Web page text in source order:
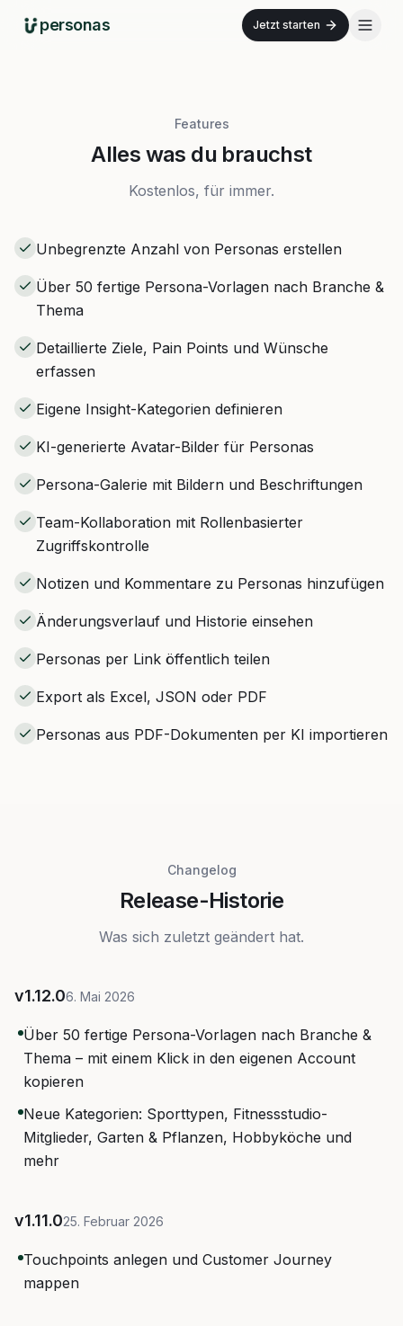
personas Jetzt starten
Features
Alles was du brauchst
Kostenlos, für immer.
Unbegrenzte Anzahl von Personas erstellen
Über 50 fertige Persona-Vorlagen nach Branche &
Thema
Detaillierte Ziele, Pain Points und Wünsche
erfassen
Eigene Insight-Kategorien definieren
KI-generierte Avatar-Bilder für Personas
Persona-Galerie mit Bildern und Beschriftungen
Team-Kollaboration mit Rollenbasierter
Zugriffskontrolle
Notizen und Kommentare zu Personas hinzufügen
Änderungsverlauf und Historie einsehen
Personas per Link öffentlich teilen
Export als Excel, JSON oder PDF
Personas aus PDF-Dokumenten per KI importieren
Changelog
Release-Historie
Was sich zuletzt geändert hat.
v1.12.06. Mai 2026
Über 50 fertige Persona-Vorlagen nach Branche &
Thema – mit einem Klick in den eigenen Account
kopieren
Neue Kategorien: Sporttypen, Fitnessstudio-
Mitglieder, Garten & Pflanzen, Hobbyköche und
mehr
v1.11.025. Februar 2026
Touchpoints anlegen und Customer Journey
mappen